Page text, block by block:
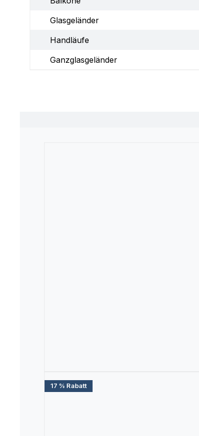
Glasgeländer
Handläufe
Ganzglasgeländer
17 % Rabatt